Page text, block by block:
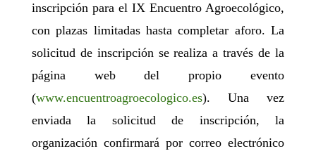
inscripción para elIX Encuentro Agroecológico,
con plazas limitadas hasta completar aforo. La
solicitud de inscripción se realiza a través de la
página web del propio evento
(www.encuentroagroecologico.es). Una vez
enviada la solicitud de inscripción, la
organización confirmará por correo electrónico